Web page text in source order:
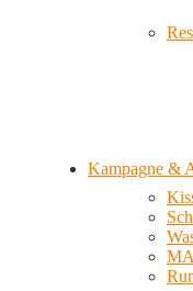
Kampagne &